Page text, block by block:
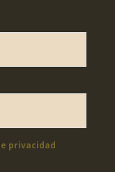
privacidad